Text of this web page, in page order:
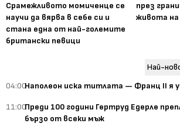
Срамежливото момиченце се
научи да вярва в себе си и
стана една от най-големите
британски певици
през
живота на
Най-
04:00Наполеон иска титлата — Франц II я
11:00Преди 100 години Гертруд Едерле
бързо от всеки мъж